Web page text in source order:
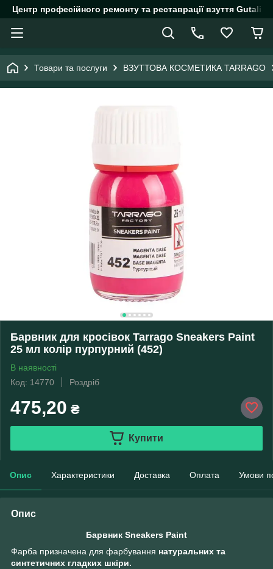
Центр професійного ремонту та реставрації взуття
Товари та послуги ВЗУТТОВА КОСМЕТИКА TARRAGO
Барвник для кросівок Tarrago Sneakers Paint
25 мл колір пурпурний (452)
В наявності
Код: 14770
Роздріб
475,20 ₴
Купити
Опис Характеристики Доставка Оплата Умови
Опис
Барвник Sneakers Paint
Фарба призначена для фарбування натуральних та
синтетичних гладких шкіри.